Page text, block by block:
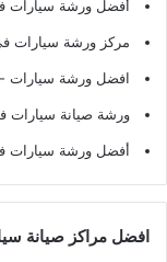
أفضل ورشة سيارات
مركز ورشة سيارات
افضل ورشة سيارات
ورشة صيانة سيارات
أفضل ورشة سيارات
افضل مراكز صيانة